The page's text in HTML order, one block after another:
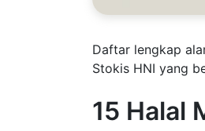
Daftar lengkap
Stokis HNI yang
15 Halal